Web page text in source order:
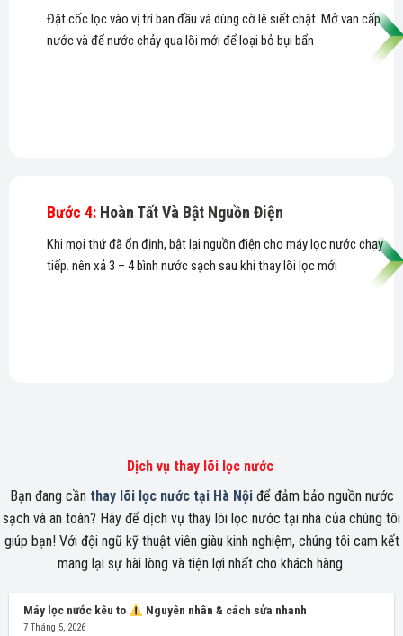
Đặt cốc lọc vào vị trí ban đầu và dùng cờ lê siết chặt. Mở van cấp
nước và để nước chảy qua lõi mới để loại bỏ bụi bẩn
Bước 4:Hoàn Tất Và Bật Nguồn Điện
Khi mọi thứ đã ổn định, bật lại nguồn điện cho máy lọc nước chạy
tiếp. nên xả 3 – 4 bình nước sạch sau khi thay lõi lọc mới
Dịch vụ thay lõi lọc nước
Bạn đang cần thay lõi lọc nước tại Hà Nội để đảm bảo nguồn nước
sạch và an toàn? Hãy để dịch vụ thay lõi lọc nước tại nhà của chúng tôi
giúp bạn! Với đội ngũ kỹ thuật viên giàu kinh nghiệm, chúng tôi cam kết
mang lại sự hài lòng và tiện lợi nhất cho khách hàng.
Máy lọc nước kêu to Nguyên nhân & cách sửa nhanh
7 Tháng 5, 2026